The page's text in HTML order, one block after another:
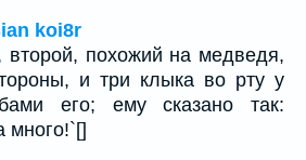
koi8r
похожий на медведя,
и три клыка во рту у
его; ему сказано так:
много!`[]